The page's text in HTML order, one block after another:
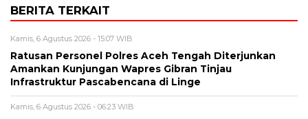
BERITA TERKAIT
Kamis, 6 Agustus 2026 - 15:07 WIB
Ratusan Personel Polres Aceh Tengah Diterjunkan
Amankan Kunjungan Wapres Gibran Tinjau
Infrastruktur Pascabencana di Linge
Kamis, 6 Agustus 2026 - 06:23 WIB